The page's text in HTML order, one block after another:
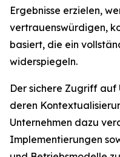
Ergebnisse erzielen,
vertrauenswürdigen,
basiert, die ein
widerspiegeln.
Der sichere Zugriff auf
deren
Unternehmen dazu
Implementierungen